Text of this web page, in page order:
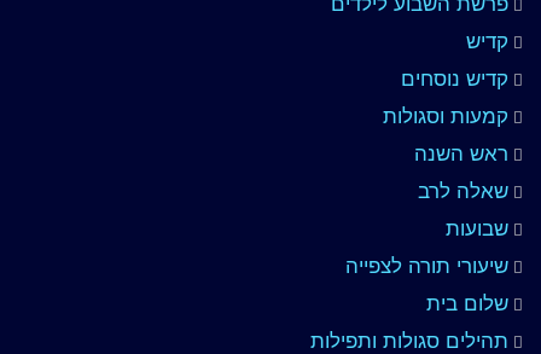
קדיש
קדיש נוסחים
קמעות וסגולות
ראש השנה
שאלה לרב
שבועות
שיעורי תורה לצפייה
שלום בית
תהילים סגולות ותפילות